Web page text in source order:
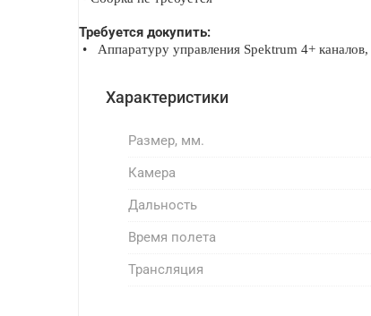
Требуется докупить:
• Аппаратуру управления Spektrum 4+
Характеристики
Размер, мм.
Камера
Дальность
Время полета
Трансляция